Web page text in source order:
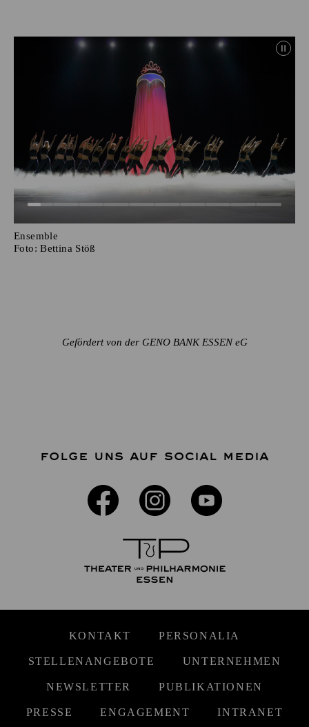
Ensemble
Foto: Bettina Stöß
Gefördert von der GENO BANK ESSEN eG
FOLGE UNS AUF SOCIAL MEDIA
KONTAKT PERSONALIA
STELLENANGEBOTE UNTERNEHMEN
NEWSLETTER PUBLIKATIONEN
PRESSE ENGAGEMENT INTRANET